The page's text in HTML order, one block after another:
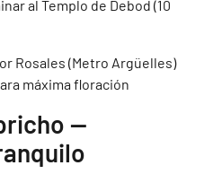
al Templo de Debod (10
Rosales (Metro Argüelles)
máxima floración
—